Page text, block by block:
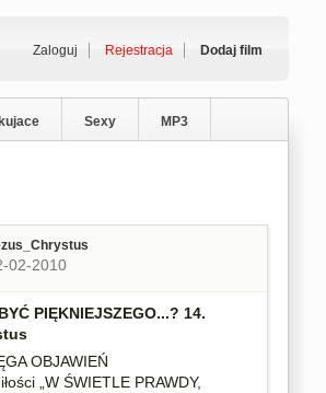
Zaloguj Rejestracja Dodaj film
Sexy MP3
02-2010
PIĘKNIEJSZEGO...? 14.
OBJAWIEŃ
„W ŚWIETLE PRAWDY,